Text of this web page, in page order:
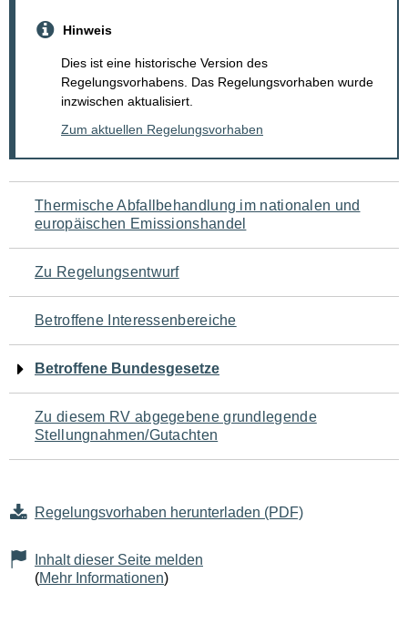
Hinweis
Dies ist eine historische Version des
Regelungsvorhabens. Das Regelungsvorhaben wurde
inzwischen aktualisiert.
Zum aktuellen Regelungsvorhaben
Navigation
für
den
Seiteninhalt
Thermische Abfallbehandlung im nationalen und
europäischen Emissionshandel
Zu Regelungsentwurf
Betroffene Interessenbereiche
Betroffene Bundesgesetze
Zu diesem RV abgegebene grundlegende
Stellungnahmen/Gutachten
Regelungsvorhaben herunterladen (PDF)
Inhalt dieser Seite melden
(Mehr Informationen)